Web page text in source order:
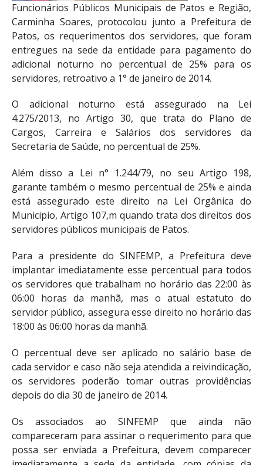
Funcionários Públicos Municipais de Patos e Região,
Carminha Soares, protocolou junto a Prefeitura de
Patos, os requerimentos dos servidores, que foram
entregues na sede da entidade para pagamento do
adicional noturno no percentual de 25% para os
servidores, retroativo a 1° de janeiro de 2014.
O adicional noturno está assegurado na Lei
4.275/2013, no Artigo 30, que trata do Plano de
Cargos, Carreira e Salários dos servidores da
Secretaria de Saúde, no percentual de 25%.
Além disso a Lei n° 1.244/79, no seu Artigo 198,
garante também o mesmo percentual de 25% e ainda
está assegurado este direito na Lei Orgânica do
Municipio, Artigo 107,m quando trata dos direitos dos
servidores públicos municipais de Patos.
Para a presidente do SINFEMP, a Prefeitura deve
implantar imediatamente esse percentual para todos
os servidores que trabalham no horário das 22:00 às
06:00 horas da manhã, mas o atual estatuto do
servidor público, assegura esse direito no horário das
18:00 às 06:00 horas da manhã.
O percentual deve ser aplicado no salário base de
cada servidor e caso não seja atendida a reivindicação,
os servidores poderão tomar outras providências
depois do dia 30 de janeiro de 2014.
Os associados ao SINFEMP que ainda não
compareceram para assinar o requerimento para que
possa ser enviada a Prefeitura, devem comparecer